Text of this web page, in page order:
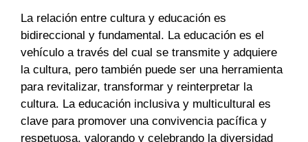
La relación entre cultura y educación es
bidireccional y fundamental. La educación es el
vehículo a través del cual se transmite y adquiere
la cultura, pero también puede ser una herramienta
para revitalizar, transformar y reinterpretar la
cultura. La educación inclusiva y multicultural es
clave para promover una convivencia pacífica y
respetuosa, valorando y celebrando la diversidad